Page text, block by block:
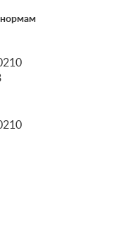
нормам